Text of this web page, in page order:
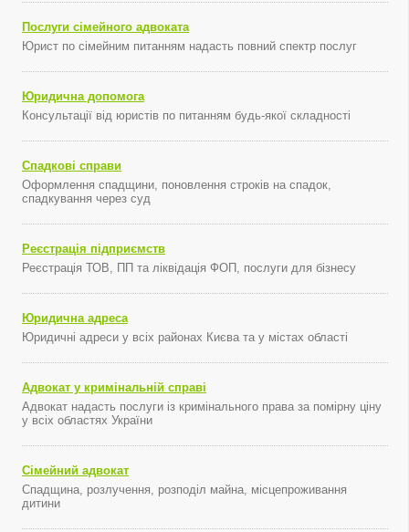
Послуги сімейного адвоката
Юрист по сімейним питанням надасть повний спектр послуг
Юридична допомога
Консультації від юристів по питанням будь-якої складності
Спадкові справи
Оформлення спадщини, поновлення строків на спадок,
спадкування через суд
Реєстрація підприємств
Реєстрація ТОВ, ПП та ліквідація ФОП, послуги для бізнесу
Юридична адреса
Юридичні адреси у всіх районах Києва та у містах області
Адвокат у кримінальній справі
Адвокат надасть послуги із кримінального права за помірну ціну
у всіх областях України
Сімейний адвокат
Спадщина, розлучення, розподіл майна, місцепроживання
дитини